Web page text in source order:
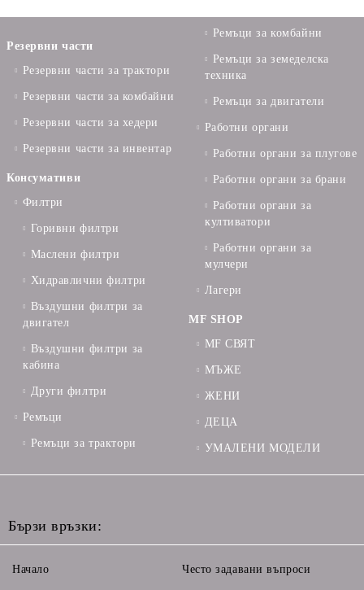
Резервни части
Резервни части за трактори
Резервни части за комбайни
Резервни части за хедери
Резервни части за инвентар
Консумативи
Филтри
Горивни филтри
Маслени филтри
Хидравлични филтри
Въздушни филтри за
двигател
Въздушни филтри за
кабина
Други филтри
Ремъци
Ремъци за трактори
Ремъци за комбайни
Ремъци за земеделска
техника
Ремъци за двигатели
Работни органи
Работни органи за плугове
Работни органи за брани
Работни органи за
култиватори
Работни органи за
мулчери
Лагери
MF SHOP
MF СВЯТ
МЪЖЕ
ЖЕНИ
ДЕЦА
УМАЛЕНИ МОДЕЛИ
Бързи връзки:
Начало Често задавани въпроси